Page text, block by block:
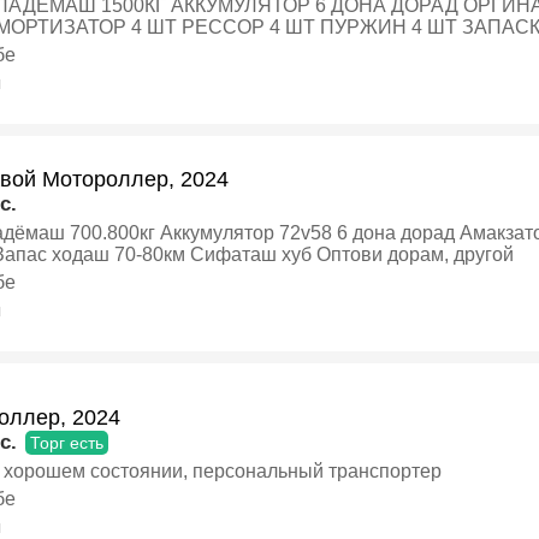
6 ДОНА ДОРАД ОРГИНАЛ МАТУРАШ 1800 МОЗГАШ
4 ШТ РЕССОР 4 ШТ ПУРЖИН 4 ШТ ЗАПАСКА ДОРАД
ДОРАМ ЯКУМ ДАСТ ОПТОВИ ДОРАМ,
Мотороллер, 2024
72v58 6 дона дорад Амакзатор 4та Рессор 2та Запаска
дорад Запас ходаш 70-80км Сифаташ хуб Оптови дорам, другой
2024
Торг есть
хорошем состоянии, персональный транспортер